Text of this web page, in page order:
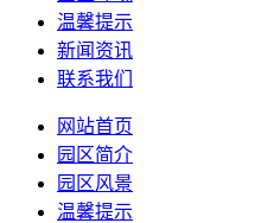
温馨提示
新闻资讯
联系我们
网站首页
园区简介
园区风景
温馨提示